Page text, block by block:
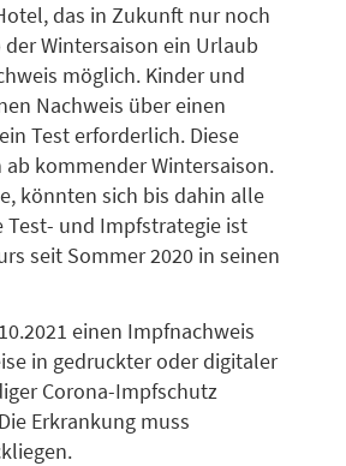
das in Zukunft nur noch
Wintersaison ein Urlaub
möglich. Kinder und
Nachweis über einen
Test erforderlich. Diese
kommender Wintersaison.
könnten sich bis dahin alle
Test- und Impfstrategie ist
seit Sommer 2020 in seinen
einen Impfnachweis
in gedruckter oder digitaler
Corona-Impfschutz
Erkrankung muss